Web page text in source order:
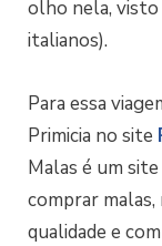
olho nela,
italianos).
Para essa
Primicia no site
Malas é um
comprar malas,
qualidade e